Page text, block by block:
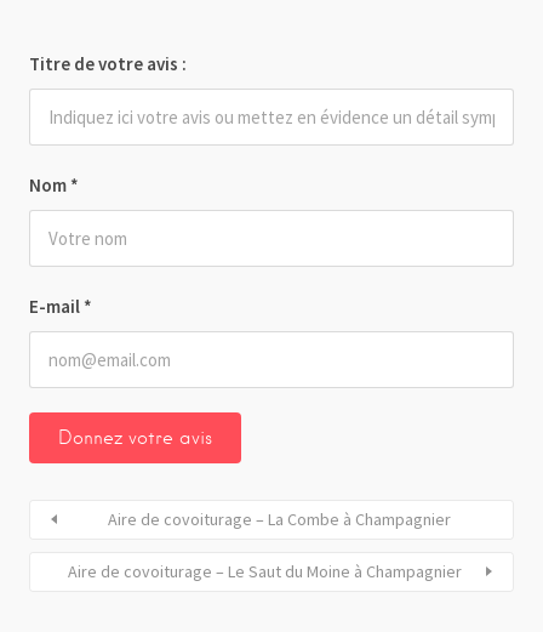
Nom *
E-mail *
Titre de votre avis :
Aire de covoiturage – La Combe à Champagnier
Aire de covoiturage – Le Saut du Moine à Champagnier